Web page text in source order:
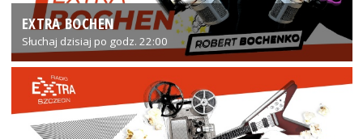
EXTRA BOCHEN
Słuchaj dzisiaj po godz. 22:00